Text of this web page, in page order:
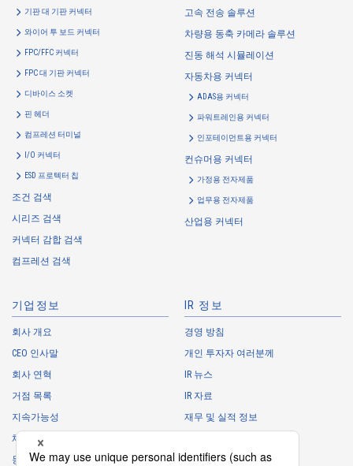
IMSA-13065B-2-12Y902
고온 적합 Web 구입 가능
고온 적합
IMSA-13065B-2-12Y900
기판 대 기판 커넥터
와이어 투 보드 커넥터
FPC/FFC 커넥터
FPC 대 기판 커넥터
디바이스 소켓
핀 헤더
컴프레션 터미널
I/O 커넥터
ESD 프로텍터 칩
조건 검색
시리즈 검색
커넥터 감합 검색
컴프레션 검색
고속 전송 솔루션
차량용 동축 카메라 솔루션
진동 해석 시뮬레이션
자동차용 커넥터
ADAS용 커넥터
파워트레인용 커넥터
인포테이먼트용 커넥터
컨슈머용 커넥터
가정용 전자제품
업무용 전자제품
산업용 커넥터
기업정보
회사 개요
CEO 인사말
회사 연혁
거점 목록
지속가능성
채용 정보
동아리
IR 정보
경영 방침
개인 투자자 여러분께
IR 뉴스
IR 자료
재무 및 실적 정보
IR 캘린더